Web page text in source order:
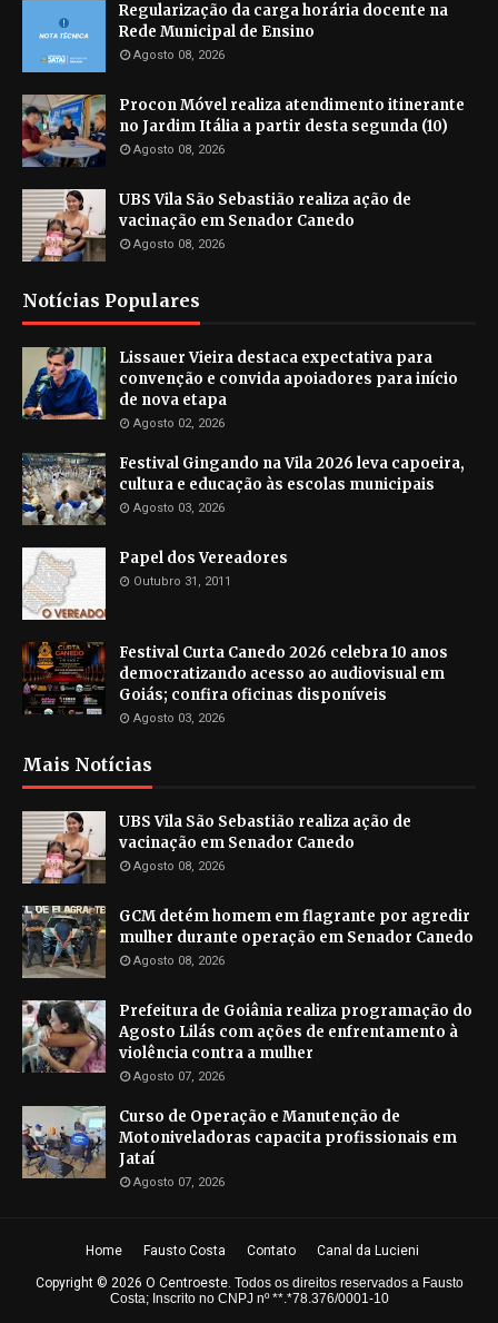
Regularização da carga horária docente na
Rede Municipal de Ensino
Agosto 08, 2026
Procon Móvel realiza atendimento itinerante
no Jardim Itália a partir desta segunda (10)
Agosto 08, 2026
UBS Vila São Sebastião realiza ação de
vacinação em Senador Canedo
Agosto 08, 2026
Notícias Populares
Lissauer Vieira destaca expectativa para
convenção e convida apoiadores para início
de nova etapa
Agosto 02, 2026
Festival Gingando na Vila 2026 leva capoeira,
cultura e educação às escolas municipais
Agosto 03, 2026
Papel dos Vereadores
Outubro 31, 2011
Festival Curta Canedo 2026 celebra 10 anos
democratizando acesso ao audiovisual em
Goiás; confira oficinas disponíveis
Agosto 03, 2026
Mais Notícias
UBS Vila São Sebastião realiza ação de
vacinação em Senador Canedo
Agosto 08, 2026
GCM detém homem em flagrante por agredir
mulher durante operação em Senador Canedo
Agosto 08, 2026
Prefeitura de Goiânia realiza programação do
Agosto Lilás com ações de enfrentamento à
violência contra a mulher
Agosto 07, 2026
Curso de Operação e Manutenção de
Motoniveladoras capacita profissionais em
Jataí
Agosto 07, 2026
Home Fausto Costa Contato Canal da Lucieni
Copyright © 2026 O Centroeste. Todos os direitos reservados a Fausto
Costa; Inscrito no CNPJ nº **.*78.376/0001-10